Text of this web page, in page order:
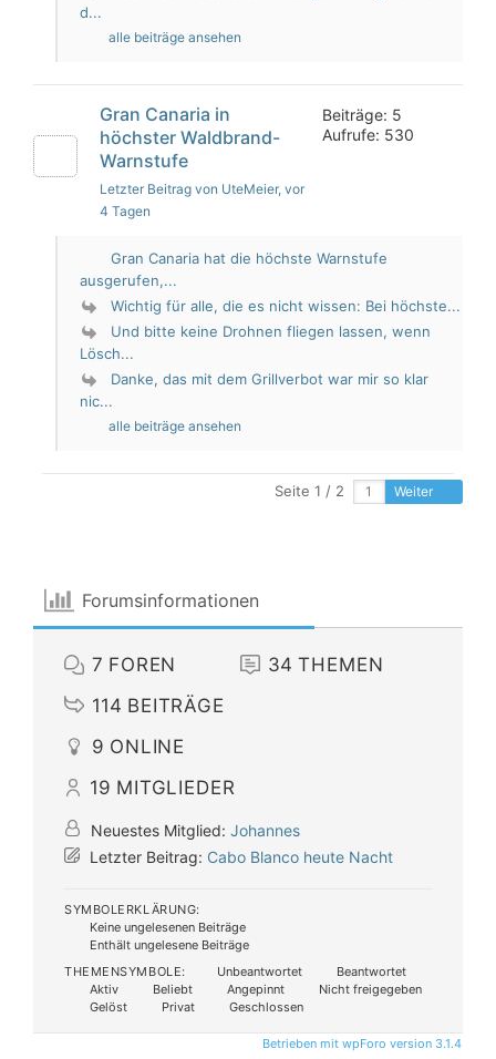
d...
alle beiträge ansehen
Gran Canaria in
höchster Waldbrand-
Warnstufe
Letzter Beitrag von UteMeier, vor
4 Tagen
Beiträge: 5
Aufrufe: 530
Gran Canaria hat die höchste Warnstufe
ausgerufen,...
Wichtig für alle, die es nicht wissen: Bei höchste...
Und bitte keine Drohnen fliegen lassen, wenn
Lösch...
Danke, das mit dem Grillverbot war mir so klar
nic...
alle beiträge ansehen
Seite 1 / 2 Weiter
Forumsinformationen
7 FOREN 34 THEMEN
114 BEITRÄGE
9 ONLINE
19 MITGLIEDER
Neuestes Mitglied: Johannes
Letzter Beitrag: Cabo Blanco heute Nacht
SYMBOLERKLÄRUNG:
Keine ungelesenen Beiträge
Enthält ungelesene Beiträge
THEMENSYMBOLE:
Unbeantwortet
Beantwortet
Aktiv
Beliebt Angepinnt
Nicht freigegeben
Gelöst
Privat Geschlossen
Betrieben mit wpForo version 3.1.4